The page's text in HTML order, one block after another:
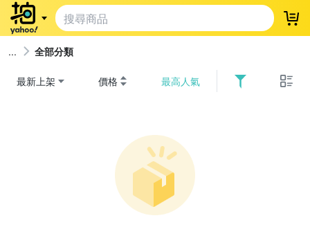
登
全部分類
最新上架 價格 最高人氣